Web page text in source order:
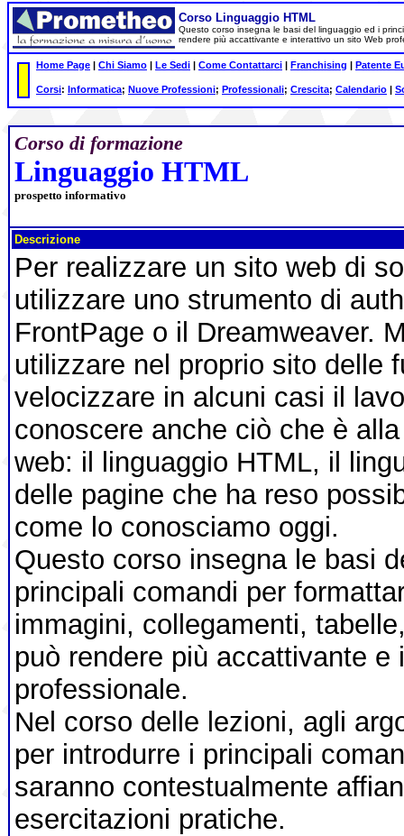
Corso Linguaggio HTML
Questo corso insegna le basi del linguaggio ed i
rendere più accattivante e interattivo un sito Web
Home Page | Chi Siamo | Le Sedi | Come Contattarci | Franchising | Patente
Corsi: Informatica; Nuove Professioni; Professionali; Crescita; Calendario |
Corso di formazione
Linguaggio HTML
prospetto informativo
Descrizione
Per realizzare un sito web di
utilizzare uno strumento di
FrontPage o il Dreamweaver.
utilizzare nel proprio sito delle
velocizzare in alcuni casi il
conoscere anche ciò che è
web: il linguaggio HTML, il
delle pagine che ha reso
come lo conosciamo oggi.
Questo corso insegna le basi
principali comandi per
immagini, collegamenti,
può rendere più accattivante
professionale.
Nel corso delle lezioni, agli
per introdurre i principali
saranno contestualmente
esercitazioni pratiche.